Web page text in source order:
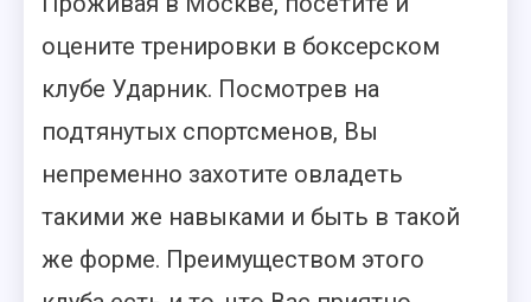
оцените тренировки в боксерском
клубе Ударник. Посмотрев на
подтянутых спортсменов, Вы
непременно захотите овладеть
такими же навыками и быть в такой
же форме. Преимуществом этого